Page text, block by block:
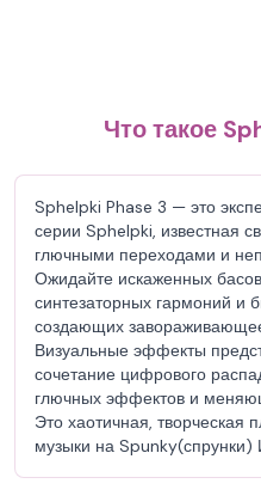
Что такое
Sphelpki Phase 3 — это
серии Sphelpki, известная
глючными переходами и
Ожидайте искаженных
синтезаторных гармоний и
создающих
Визуальные эффекты
сочетание цифрового
глючных эффектов и
Это хаотичная,
музыки на Spunky(спрунки)